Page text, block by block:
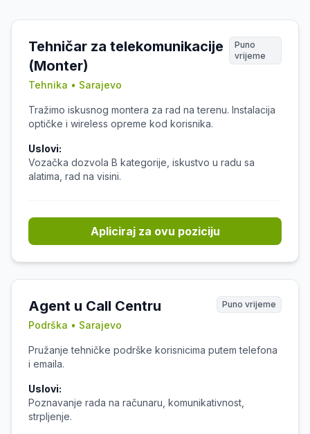
Tehničar za telekomunikacije
(Monter)
Tehnika • Sarajevo
Puno
vrijeme
Tražimo iskusnog montera za rad na terenu. Instalacija
optičke i wireless opreme kod korisnika.
Uslovi:
Vozačka dozvola B kategorije, iskustvo u radu sa
alatima, rad na visini.
Apliciraj za ovu poziciju
Agent u Call Centru
Podrška • Sarajevo
Puno vrijeme
Pružanje tehničke podrške korisnicima putem telefona
i emaila.
Uslovi:
Poznavanje rada na računaru, komunikativnost,
strpljenje.